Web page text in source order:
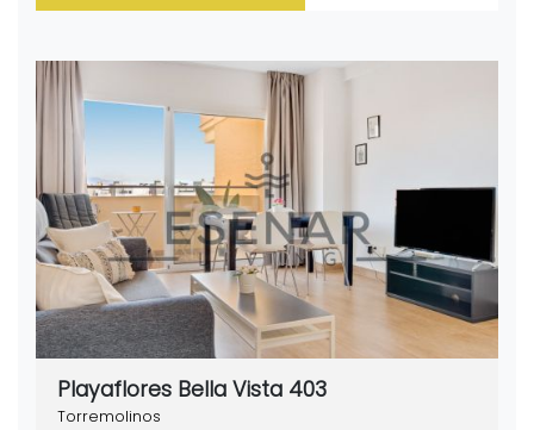
Playaflores Bella Vista 403
Torremolinos